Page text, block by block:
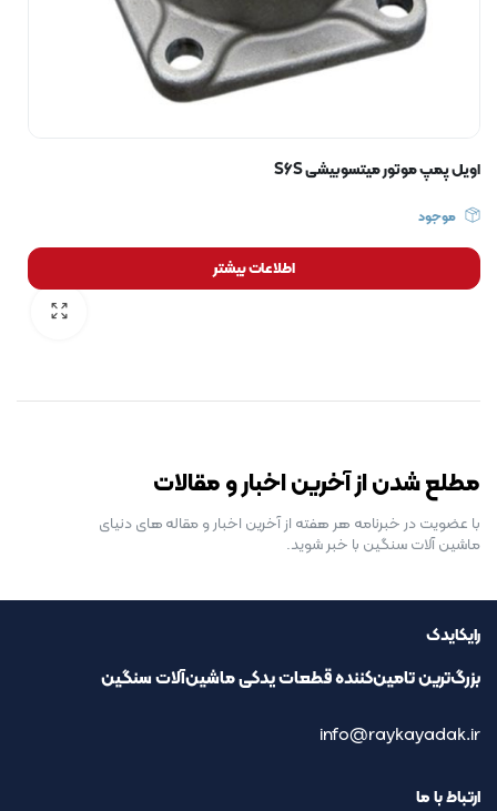
اویل پمپ موتور میتسوبیشی S6S
موجود
اطلاعات بیشتر
مطلع شدن از آخرین اخبار و مقالات
با عضویت در خبرنامه هر هفته از آخرین اخبار و مقاله های دنیای
ماشین آلات سنگین با خبر شوید.
رایکایدک
بزرگ‌ترین تامین‌کننده قطعات یدکی ماشین‌آلات سنگین
info@raykayadak.ir
ارتباط با ما